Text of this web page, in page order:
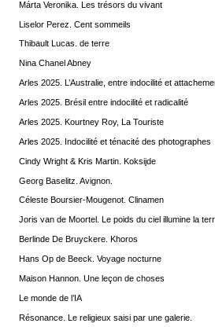
Márta Veronika. Les trésors du vivant
Liselor Perez. Cent sommeils
Thibault Lucas. de terre
Nina Chanel Abney
Arles 2025. L’Australie, entre indocilité et
Arles 2025. Brésil entre indocilité et radicalité
Arles 2025. Kourtney Roy, La Touriste
Arles 2025. Indocilité et ténacité des photographes
Cindy Wright & Kris Martin. Koksijde
Georg Baselitz. Avignon.
Céleste Boursier-Mougenot. Clinamen
Joris van de Moortel. Le poids du ciel illumine la
Berlinde De Bruyckere. Khoros
Hans Op de Beeck. Voyage nocturne
Maison Hannon. Une leçon de choses
Le monde de l’IA
Résonance. Le religieux saisi par une galerie.